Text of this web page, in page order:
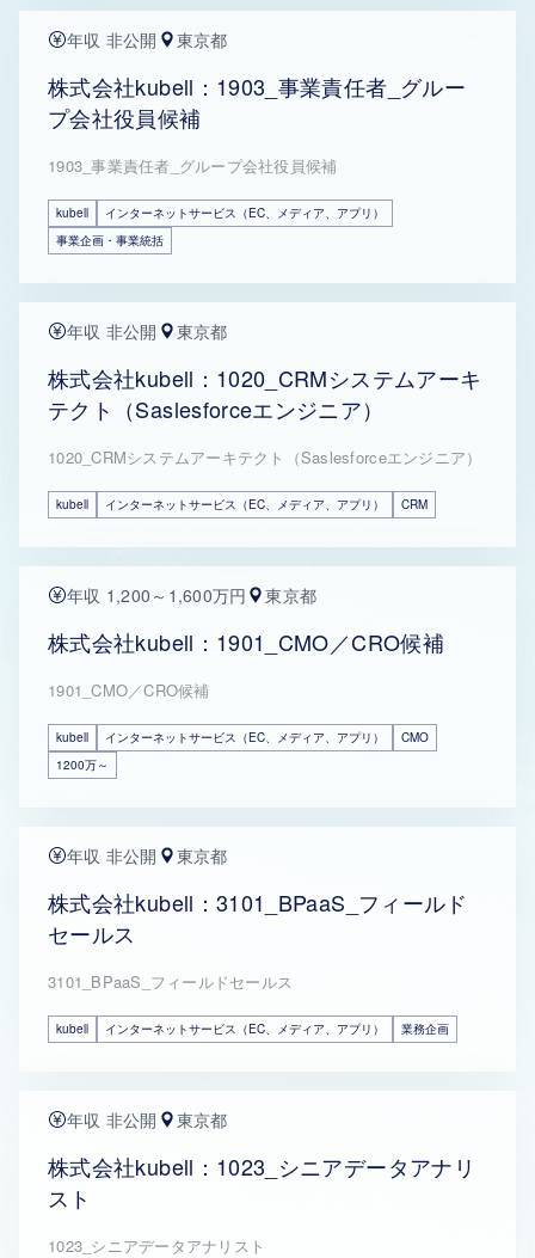
年収 非公開 東京都
株式会社kubell：1903_事業責任者_グルー
プ会社役員候補
1903_事業責任者_グループ会社役員候補
kubell
インターネットサービス（EC、メディア、アプリ）
事業企画・事業統括
年収 非公開 東京都
株式会社kubell：1020_CRMシステムアーキ
テクト（Saslesforceエンジニア）
1020_CRMシステムアーキテクト（Saslesforceエンジニア）
kubell インターネットサービス（EC、メディア、アプリ） CRM
年収 1,200～1,600万円 東京都
株式会社kubell：1901_CMO／CRO候補
1901_CMO／CRO候補
kubell インターネットサービス（EC、メディア、アプリ）
CMO
1200万～
年収 非公開 東京都
株式会社kubell：3101_BPaaS_フィールド
セールス
3101_BPaaS_フィールドセールス
kubell インターネットサービス（EC、メディア、アプリ） 業務企画
年収 非公開 東京都
株式会社kubell：1023_シニアデータアナリ
スト
1023_シニアデータアナリスト